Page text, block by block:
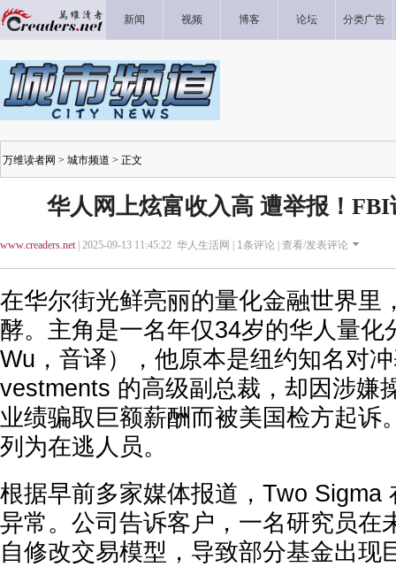
新闻 视频 博客 论坛 分类广告
万维读者网 > 城市频道 > 正文
华人网上炫富收入高 遭举报！
www.creaders.net| 2025-09-13 11:45:22 华人生活网 | 1条评论 | 查看/发表评论
在华尔街光鲜亮丽的量化金融世界里
酵。主角是一名年仅34岁的华人量化
Wu，音译），他原本是纽约知名对
vestments 的高级副总裁，却因涉嫌
业绩骗取巨额薪酬而被美国检方起诉
列为在逃人员。
根据早前多家媒体报道，Two Sigma
异常。公司告诉客户，一名研究员在
自修改交易模型，导致部分基金出现